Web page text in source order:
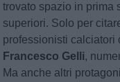
trovato spazio in prima
superiori. Solo per
professionisti calciatori
Francesco Gelli,
Ma anche altri